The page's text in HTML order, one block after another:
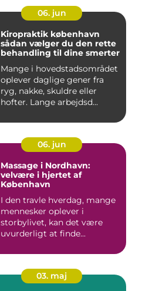
06. jun
Kiropraktik københavn
sådan vælger du den rette
behandling til dine smerter
Mange i hovedstadsområdet
oplever daglige gener fra
ryg, nakke, skuldre eller
hofter. Lange arbejdsd...
06. jun
Massage i Nordhavn:
velvære i hjertet af
København
I den travle hverdag, mange
mennesker oplever i
storbylivet, kan det være
uvurderligt at finde...
03. maj